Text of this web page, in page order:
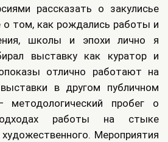
рассказать о закулисье
о том, как рождались работы и
школы и эпохи лично я
выставку как куратор и
отлично работают на
в другом публичном
методологический пробег о
работы на стыке
Мероприятия